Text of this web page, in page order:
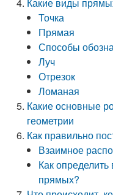
Точка
Прямая
Способы
Луч
Отрезок
Ломаная
Какие основные
геометрии
Как правильно
Взаимное
Как
прямых?